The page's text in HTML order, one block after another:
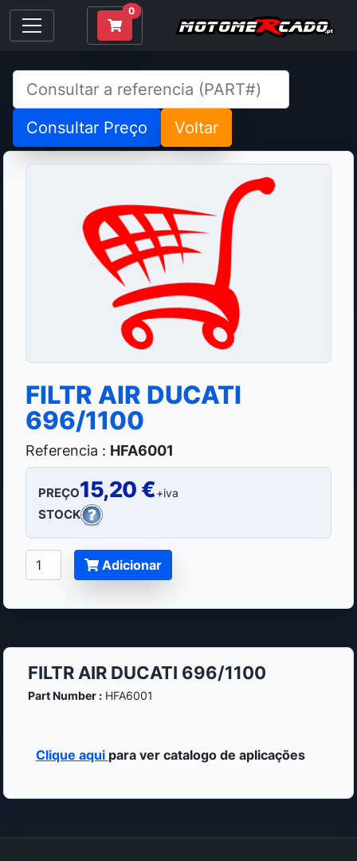
0
Consultar Preço Voltar
FILTR AIR DUCATI
696/1100
Referencia : HFA6001
PREÇO15,20 €+iva
STOCK
Adicionar
FILTR AIR DUCATI 696/1100
Part Number :HFA6001
Clique aqui para ver catalogo de aplicações